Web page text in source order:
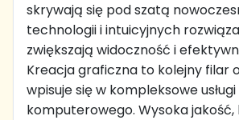
skrywają się pod szatą
technologii i intuicyjnych
zwiększają widoczność i
Kreacja graficzna to kolejny filar
wpisuje się w kompleksowe
komputerowego. Wysoka